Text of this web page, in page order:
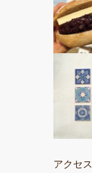
アクセス